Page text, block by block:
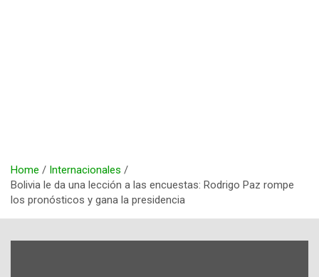
Home
Internacionales
Bolivia le da una lección a las encuestas: Rodrigo Paz rompe
los pronósticos y gana la presidencia